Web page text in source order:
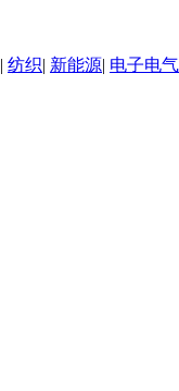
| 纺织| 新能源| 电子电气